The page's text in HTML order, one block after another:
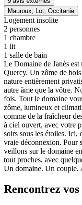
Mauroux, Lot, Occitanie
Logement insolite
2 personnes
1 chambre
1 lit
1 salle de bain
Le Domaine de Janès
Quercy. Un zôme de
nature entièrement
autre âme que la vôtre.
fois. Tout le domaine
zôme, lumineux et
comme de la fraîcheur
à ciel ouvert, avec votre
soirs sous les étoiles. Ici,
vraie déconnexion. Pour
veillons sur le domaine
tout proches, avec
Un domaine. Un couple.
Rencontrez vos